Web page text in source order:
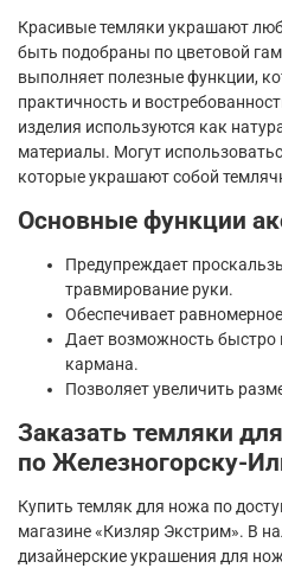
Красивые темляки украшают
быть подобраны по цветовой
выполняет полезные функции,
практичность и
изделия используются как
материалы. Могут
которые украшают собой
Основные функции
Предупреждает
травмирование руки.
Обеспечивает
Дает возможность быстро
кармана.
Позволяет увеличить
Заказать темляки
по Железногорску-
Купить темляк для ножа по
магазине «Кизляр Экстрим». В
дизайнерские украшения для